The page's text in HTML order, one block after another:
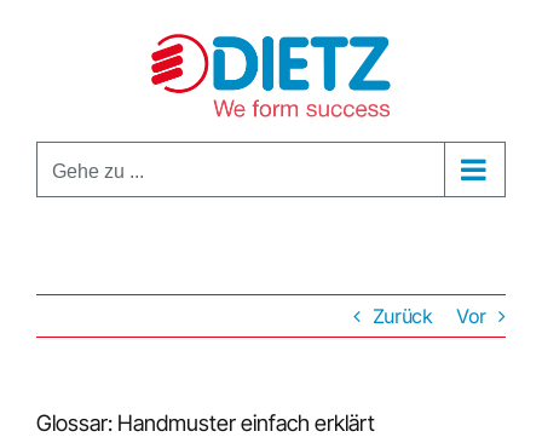
Gehe zu ...
Zurück Vor
Glossar: Handmuster einfach erklärt